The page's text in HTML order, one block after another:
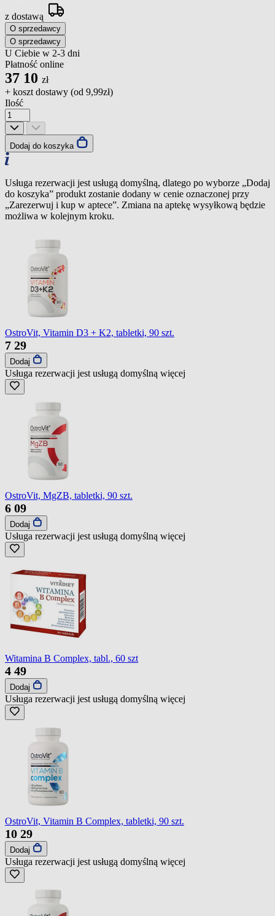
z dostawą
O sprzedawcy
O sprzedawcy
U Ciebie w 2-3 dni
Płatność online
37 10 zł
+ koszt dostawy (od 9,99zł)
Ilość
Dodaj do koszyka
Usługa rezerwacji jest usługą domyślną, dlatego po wyborze „Dodaj
do koszyka” produkt zostanie dodany w cenie oznaczonej przy
„Zarezerwuj i kup w aptece”. Zmiana na aptekę wysyłkową będzie
możliwa w kolejnym kroku.
OstroVit, Vitamin D3 + K2, tabletki, 90 szt.
7 29
Dodaj
Usługa rezerwacji jest usługą domyślną więcej
OstroVit, MgZB, tabletki, 90 szt.
6 09
Dodaj
Usługa rezerwacji jest usługą domyślną więcej
Witamina B Complex, tabl., 60 szt
4 49
Dodaj
Usługa rezerwacji jest usługą domyślną więcej
OstroVit, Vitamin B Complex, tabletki, 90 szt.
10 29
Dodaj
Usługa rezerwacji jest usługą domyślną więcej